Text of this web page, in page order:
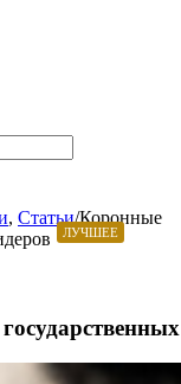
, Статьи/Коронные
ЛУЧШЕЕ